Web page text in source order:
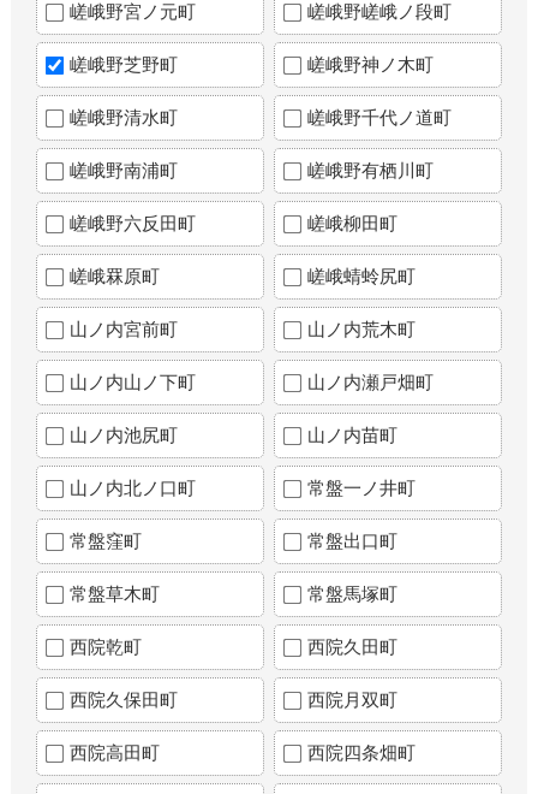
嵯峨野宮ノ元町 嵯峨野嵯峨ノ段町
嵯峨野芝野町 嵯峨野神ノ木町
嵯峨野清水町 嵯峨野千代ノ道町
嵯峨野南浦町 嵯峨野有栖川町
嵯峨野六反田町 嵯峨柳田町
嵯峨罧原町 嵯峨蜻蛉尻町
山ノ内宮前町 山ノ内荒木町
山ノ内山ノ下町 山ノ内瀬戸畑町
山ノ内池尻町 山ノ内苗町
山ノ内北ノ口町 常盤一ノ井町
常盤窪町 常盤出口町
常盤草木町 常盤馬塚町
西院乾町 西院久田町
西院久保田町 西院月双町
西院高田町 西院四条畑町